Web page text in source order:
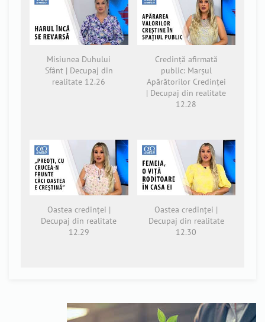
Misiunea Duhului
Sfânt | Decupaj din
realitate 12.26
Credință afirmată
public: Marșul
Apărătorilor Credinței
| Decupaj din realitate
12.28
Oastea credinței |
Decupaj din realitate
12.29
Oastea credinței |
Decupaj din realitate
12.30